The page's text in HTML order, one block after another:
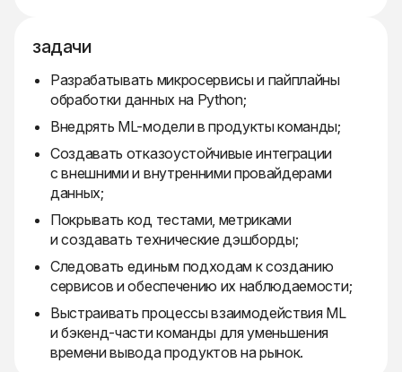
задачи
Разрабатывать микросервисы и пайплайны
обработки данных на Python;
Внедрять ML-модели в продукты команды;
Создавать отказоустойчивые интеграции
с внешними и внутренними провайдерами
данных;
Покрывать код тестами, метриками
и создавать технические дэшборды;
Следовать единым подходам к созданию
сервисов и обеспечению их наблюдаемости;
Выстраивать процессы взаимодействия ML
и бэкенд-части команды для уменьшения
времени вывода продуктов на рынок.